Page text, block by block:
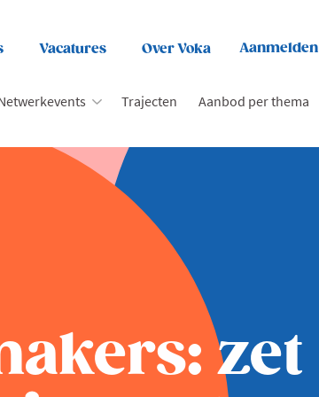
Vacatures Over Voka Aanmelden
Trajecten Aanbod per thema
zet